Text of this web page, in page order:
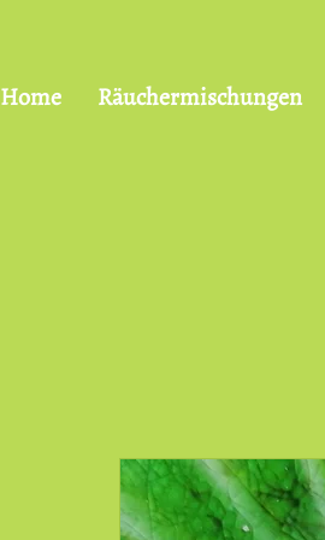
Home Räuchermischungen